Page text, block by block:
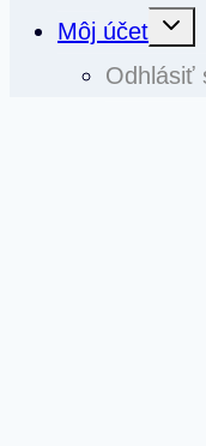
Môj účet
Toggle
child
Odhlásiť